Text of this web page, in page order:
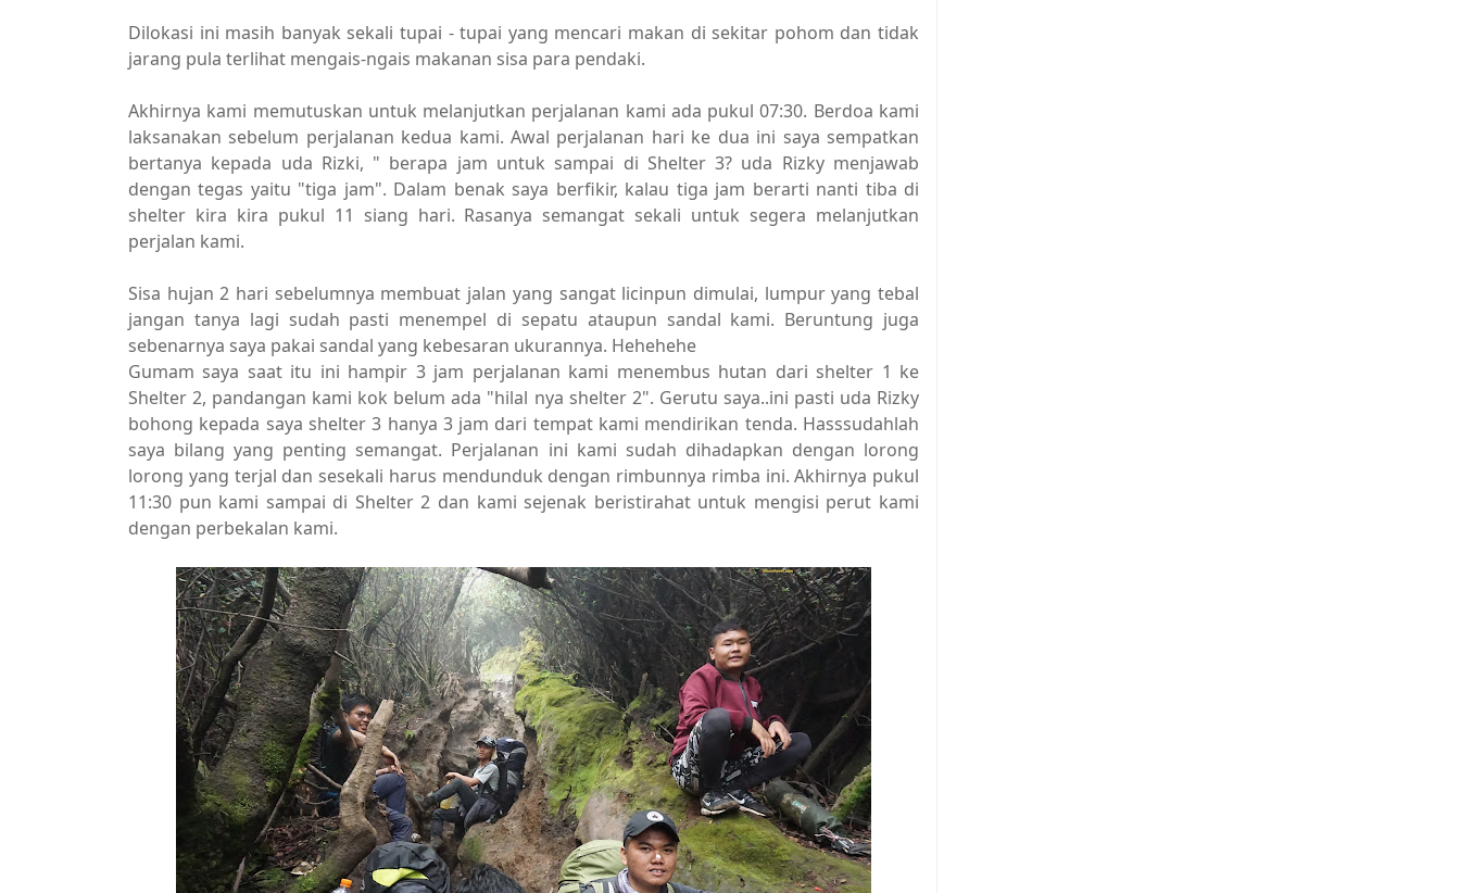
Dilokasi ini masih banyak sekali tupai - tupai yang mencari makan di sekitar pohom dan tidak
jarang pula terlihat mengais-ngais makanan sisa para pendaki.
Akhirnya kami memutuskan untuk melanjutkan perjalanan kami ada pukul 07:30. Berdoa kami
laksanakan sebelum perjalanan kedua kami. Awal perjalanan hari ke dua ini saya sempatkan
bertanya kepada uda Rizki, " berapa jam untuk sampai di Shelter 3? uda Rizky menjawab
dengan tegas yaitu "tiga jam". Dalam benak saya berfikir, kalau tiga jam berarti nanti tiba di
shelter kira kira pukul 11 siang hari. Rasanya semangat sekali untuk segera melanjutkan
perjalan kami.
Sisa hujan 2 hari sebelumnya membuat jalan yang sangat licinpun dimulai, lumpur yang tebal
jangan tanya lagi sudah pasti menempel di sepatu ataupun sandal kami. Beruntung juga
sebenarnya saya pakai sandal yang kebesaran ukurannya. Hehehehe
Gumam saya saat itu ini hampir 3 jam perjalanan kami menembus hutan dari shelter 1 ke
Shelter 2, pandangan kami kok belum ada "hilal nya shelter 2". Gerutu saya..ini pasti uda Rizky
bohong kepada saya shelter 3 hanya 3 jam dari tempat kami mendirikan tenda. Hasssudahlah
saya bilang yang penting semangat. Perjalanan ini kami sudah dihadapkan dengan lorong
lorong yang terjal dan sesekali harus mendunduk dengan rimbunnya rimba ini. Akhirnya pukul
11:30 pun kami sampai di Shelter 2 dan kami sejenak beristirahat untuk mengisi perut kami
dengan perbekalan kami.